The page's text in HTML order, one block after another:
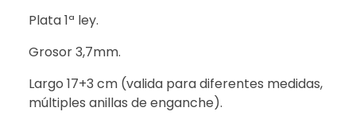
Plata 1ª ley.
Grosor 3,7mm.
Largo 17+3 cm (valida para diferentes medidas,
múltiples anillas de enganche).